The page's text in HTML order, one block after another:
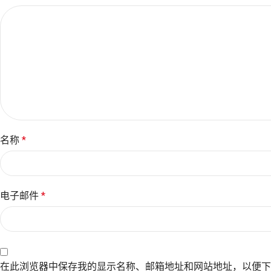
名称 *
电子邮件 *
在此浏览器中保存我的显示名称、邮箱地址和网站地址，以便下